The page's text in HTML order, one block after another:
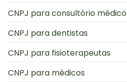
CNPJ para consultório médico
CNPJ para dentistas
CNPJ para fisioterapeutas
CNPJ para médicos